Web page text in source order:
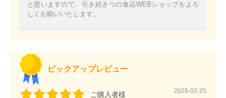
と思いますので、引き続きつの食品WEBショップをよろ
しくお願いいたします。
ピックアップレビュー
ご購入者様 2026-02-25